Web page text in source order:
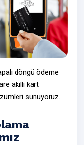
döngü ödeme
akıllı kart
sunuyoruz.